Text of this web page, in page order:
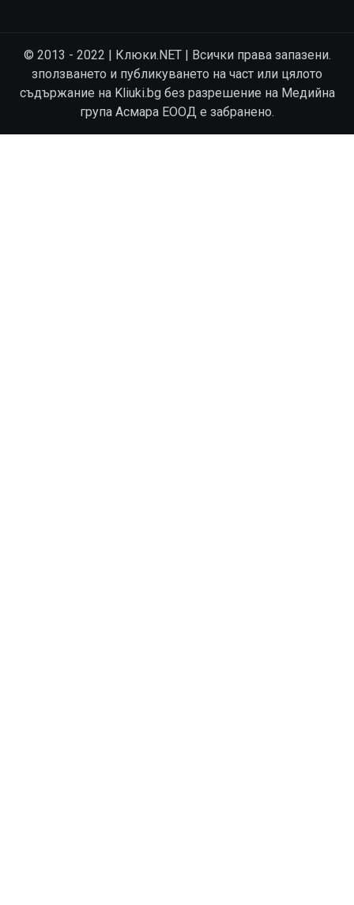
© 2013 - 2022 | Клюки.NET | Всички права запазени.
зползването и публикуването на част или цялото
съдържание на Kliuki.bg без разрешение на Медийна
група Асмара ЕООД е забранено.